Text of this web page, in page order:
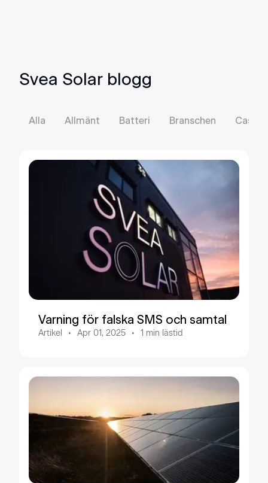
Svea Solar blogg
Alla Allmänt Batteri Branschen Case
Varning för falska SMS och samtal
Artikel Apr 01, 2025 1 min lästid